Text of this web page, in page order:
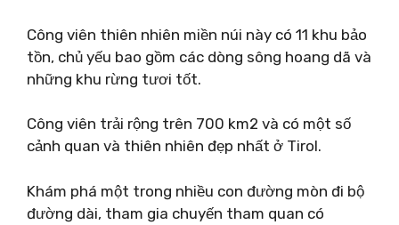
Công viên thiên nhiên miền núi này có 11 khu bảo
tồn, chủ yếu bao gồm các dòng sông hoang dã và
những khu rừng tươi tốt.
Công viên trải rộng trên 700 km2 và có một số
cảnh quan và thiên nhiên đẹp nhất ở Tirol.
Khám phá một trong nhiều con đường mòn đi bộ
đường dài, tham gia chuyến tham quan có